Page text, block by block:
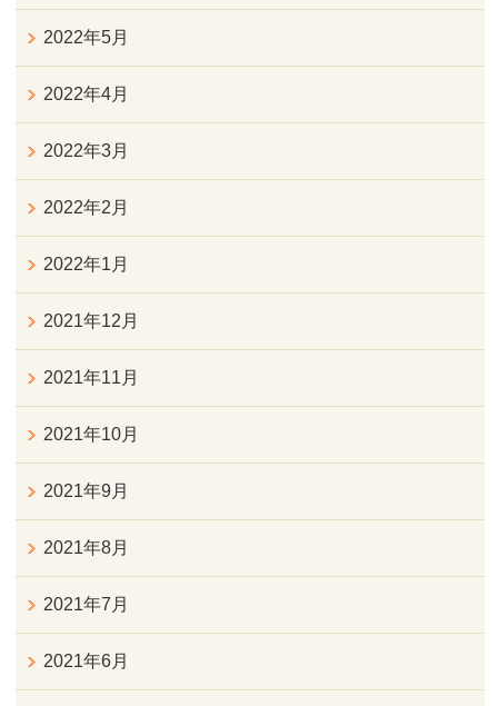
2022年5月
2022年4月
2022年3月
2022年2月
2022年1月
2021年12月
2021年11月
2021年10月
2021年9月
2021年8月
2021年7月
2021年6月